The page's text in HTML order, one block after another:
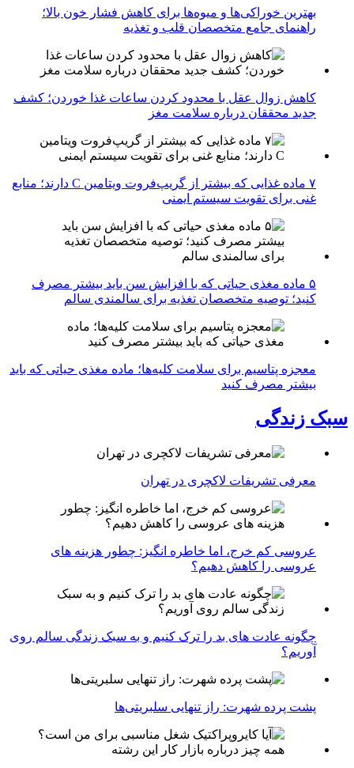
بهترین خوراکی‌ها و میوه‌ها برای کاهش فشار خون بالا؛
راهنمای جامع متخصصان قلب و تغذیه
کاهش زوال عقل با محدود کردن ساعات غذا خوردن؛ کشف
جدید محققان درباره سلامت مغز
۷ ماده غذایی که بیشتر از گریپ‌فروت ویتامین C دارند؛ منابع
غنی برای تقویت سیستم ایمنی
۵ ماده مغذی حیاتی که با افزایش سن باید بیشتر مصرف
کنید؛ توصیه متخصصان تغذیه برای سالمندی سالم
معجزه پتاسیم برای سلامت کلیه‌ها؛ ماده مغذی حیاتی که باید
بیشتر مصرف کنید
سبک زندگی
معرفی تشریفات لاکچری در تهران
عروسی کم خرج، اما خاطره انگیز: چطور هزینه های
عروسی را کاهش دهیم؟
چگونه عادت‌ های بد را ترک کنیم و به سبک زندگی سالم روی
آوریم؟
پشت پرده شهرت: راز تنهایی سلبریتی‌ها